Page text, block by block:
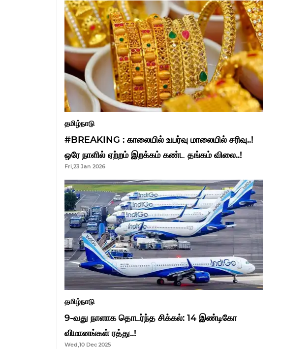
தமிழ்நாடு
#BREAKING : காலையில் உயர்வு மாலையில் சரிவு..!
ஒரே நாளில் ஏற்றம் இறக்கம் கண்ட தங்கம் விலை..!
Fri,23 Jan 2026
தமிழ்நாடு
9-வது நாளாக தொடர்ந்த சிக்கல்: 14 இண்டிகோ
விமானங்கள் ரத்து..!
Wed,10 Dec 2025